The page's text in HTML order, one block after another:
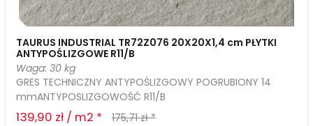
TAURUS INDUSTRIAL TR72Z076 20X20X1,4 cm PŁYTKI
ANTYPOŚLIZGOWE R11/B
Waga: 30 kg
GRES TECHNICZNY ANTYPOŚLIZGOWY POGRUBIONY 14
mmANTYPOSLIZGOWOŚĆ R11/B
139,90 zł / m2 *
175,71 zł *